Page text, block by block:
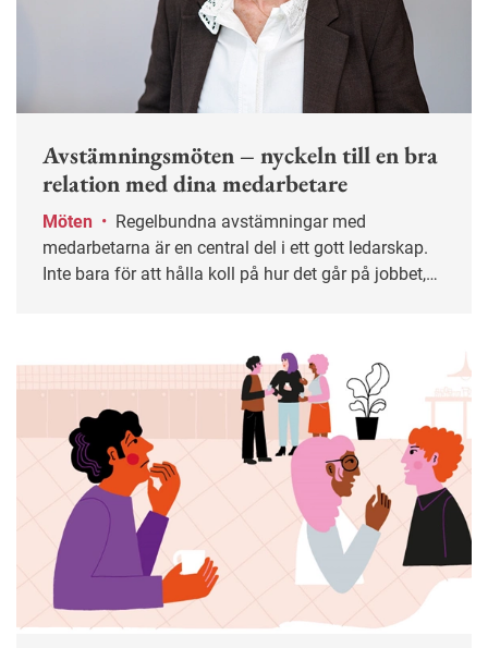
Avstämningsmöten – nyckeln till en bra
relation med dina medarbetare
Möten •
medarbetarna är en central del i ett gott ledarskap.
Inte bara för att hålla koll på hur det går på jobbet,
stressigt avbrott i vardagen?